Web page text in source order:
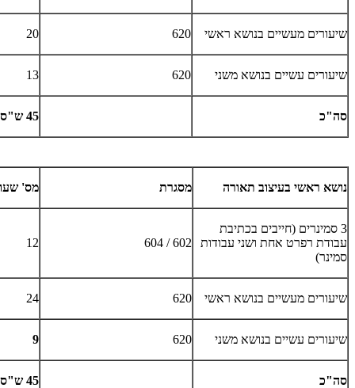
שיעורים מעשיים בנושא ראשי 620
20
שיעורים עשיים בנושא משני 620
13
סה"כ 45 ש"ס
נושא ראשי בעיצוב תאורה מסגרת מס'
3 סמינרים (חייבים בכתיבת
עבודת רפרט אחת ושני עבודות
סמינר)
602 / 604
12
שיעורים מעשיים בנושא ראשי 620
24
שיעורים עשיים בנושא משני 620
9
סה"כ 45 ש"ס